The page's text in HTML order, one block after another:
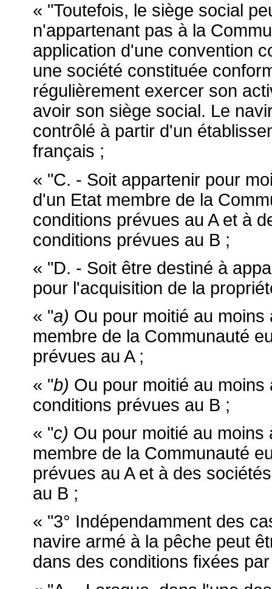
« "Toutefois, le siège social
n'appartenant pas à la
application d'une convention
une société constituée
régulièrement exercer son
avoir son siège social. Le
contrôlé à partir d'un
français ;
« "C. - Soit appartenir pour
d'un Etat membre de la
conditions prévues au A et à
conditions prévues au B ;
« "D. - Soit être destiné à
pour l'acquisition de la
« "a) Ou pour moitié au
membre de la Communauté
prévues au A ;
« "b) Ou pour moitié au
conditions prévues au B ;
« "c) Ou pour moitié au
membre de la Communauté
prévues au A et à des
au B ;
« "3° Indépendamment des
navire armé à la pêche peut
dans des conditions fixées